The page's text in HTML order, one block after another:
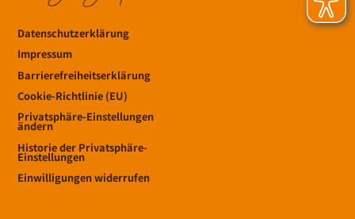
Datenschutzerklärung
Impressum
Barrierefreiheitserklärung
Cookie-Richtlinie (EU)
Privatsphäre-Einstellungen
ändern
Historie der Privatsphäre-
Einstellungen
Einwilligungen widerrufen